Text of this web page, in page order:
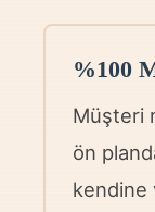
%100
Müşteri
ön
kendine